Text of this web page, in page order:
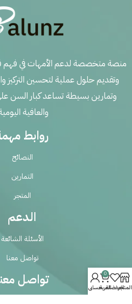
منصة متخصصة لدعم الأمهات في فهم
وتقديم حلول عملية لتحسين التركيز
وتمارين بسيطة تساعد كبار السن
والعافية
روابط
النصائح
التمارين
المتجر
الدعم
الأسئلة الشائعة
تواصل معنا
تواصل المتجرالمفضلة
0
العربةحسابي